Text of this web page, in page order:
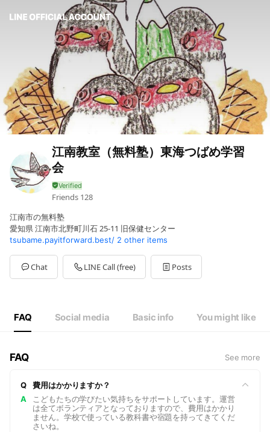
江南教室（無料塾）東海つばめ学習
会
Friends 128
江南市の無料塾
愛知県 江南市北野町川石 25-11 旧保健センター
tsubame.payitforward.best/ 2 other items
Chat LINE Call (free) Posts
FAQ Social media Basic info You might like
FAQ See more
Q
費用はかかりますか？
A
こどもたちの学びたい気持ちをサポートしています。運営
は全てボランティアとなっておりますので、費用はかかり
ません。学校で使っている教科書や宿題を持ってきてくだ
さいね。